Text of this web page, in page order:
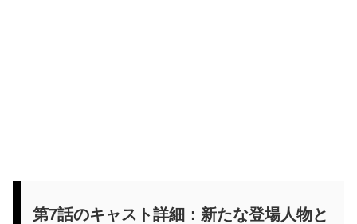
第7話のキャスト詳細：新たな登場人物と